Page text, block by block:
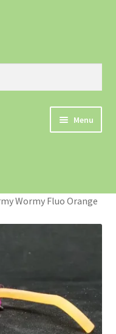
Menu
Wormy Fluo Orange